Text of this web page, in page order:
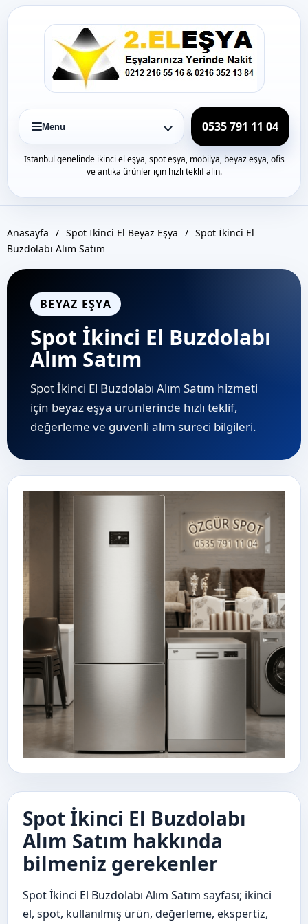
Icerige
Menu 0535 791 11 04
İstanbul genelinde ikinci el eşya, spot eşya, mobilya, beyaz eşya, ofis
ve antika ürünler için hızlı teklif alın.
Anasayfa / Spot İkinci El Beyaz Eşya / Spot İkinci El
Buzdolabı Alım Satım
BEYAZ EŞYA
Spot İkinci El Buzdolabı
Alım Satım
Spot İkinci El Buzdolabı Alım Satım hizmeti
için beyaz eşya ürünlerinde hızlı teklif,
değerleme ve güvenli alım süreci bilgileri.
Spot İkinci El Buzdolabı
Alım Satım hakkında
bilmeniz gerekenler
Spot İkinci El Buzdolabı Alım Satım sayfası; ikinci
el, spot, kullanılmış ürün, değerleme, ekspertiz,